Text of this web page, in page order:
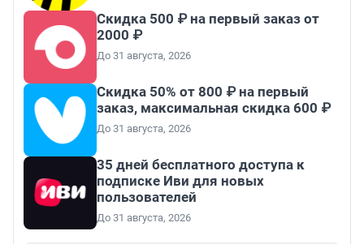
Скидка 500 ₽ на первый заказ от
2000 ₽
До 31 августа, 2026
Скидка 50% от 800 ₽ на первый
заказ, максимальная скидка 600 ₽
До 31 августа, 2026
35 дней бесплатного доступа к
подписке Иви для новых
пользователей
До 31 августа, 2026